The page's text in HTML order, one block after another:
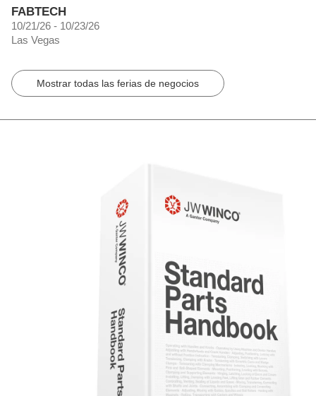
FABTECH
10/21/26 - 10/23/26
Las Vegas
Mostrar todas las ferias de negocios